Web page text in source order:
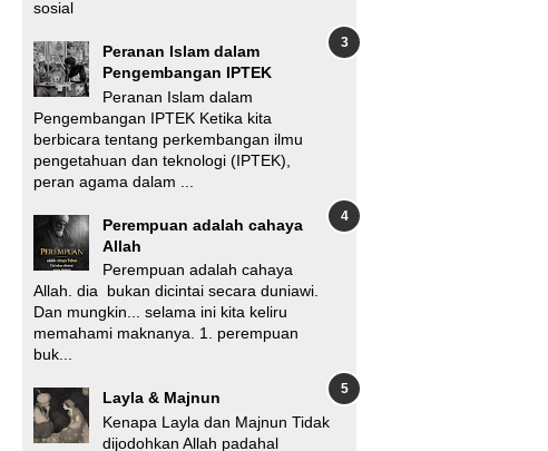
sosial
Peranan Islam dalam
Pengembangan IPTEK
Peranan Islam dalam
Pengembangan IPTEK Ketika kita
berbicara tentang perkembangan ilmu
pengetahuan dan teknologi (IPTEK),
peran agama dalam ...
Perempuan adalah cahaya
Allah
Perempuan adalah cahaya
Allah. dia bukan dicintai secara duniawi.
Dan mungkin... selama ini kita keliru
memahami maknanya. 1. perempuan
buk...
Layla & Majnun
Kenapa Layla dan Majnun Tidak
dijodohkan Allah padahal